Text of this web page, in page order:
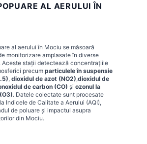
AL AERULUI ÎN
al aerului în Mociu se măsoară
monitorizare amplasate în diverse
. Aceste stații detectează concentrațiile
precum particulele în suspensie
, dioxidul de azot (NO2),dioxidul de
de carbon (CO) și ozonul la
. Datele colectate sunt procesate
Indicele de Calitate a Aerului (AQI),
de poluare și impactul asupra
din Mociu.